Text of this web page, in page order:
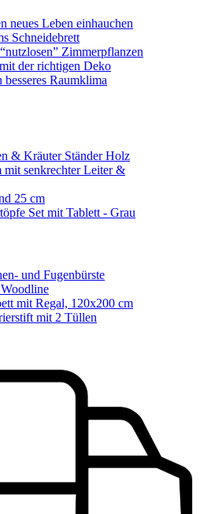
neues Leben einhauchen
Schneidebrett
Zimmerpflanzen
der richtigen Deko
Raumklima
& Kräuter Ständer Holz
senkrechter Leiter &
25 cm
Set mit Tablett - Grau
und Fugenbürste
mit Regal, 120x200 cm
mit 2 Tüllen